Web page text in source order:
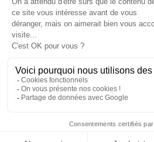
© 2026 - Côté Formations - par Via
Menu Pied de page
Mentions Légales
Politique de confidentialité